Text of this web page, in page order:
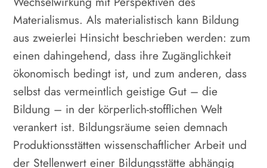
Materialismus. Als materialistisch kann Bildung
aus zweierlei Hinsicht beschrieben werden: zum
einen dahingehend, dass ihre Zugänglichkeit
ökonomisch bedingt ist, und zum anderen, dass
selbst das vermeintlich geistige Gut – die
Bildung – in der körperlich-stofflichen Welt
verankert ist. Bildungsräume seien demnach
Produktionsstätten wissenschaftlicher Arbeit und
der Stellenwert einer Bildungsstätte abhängig